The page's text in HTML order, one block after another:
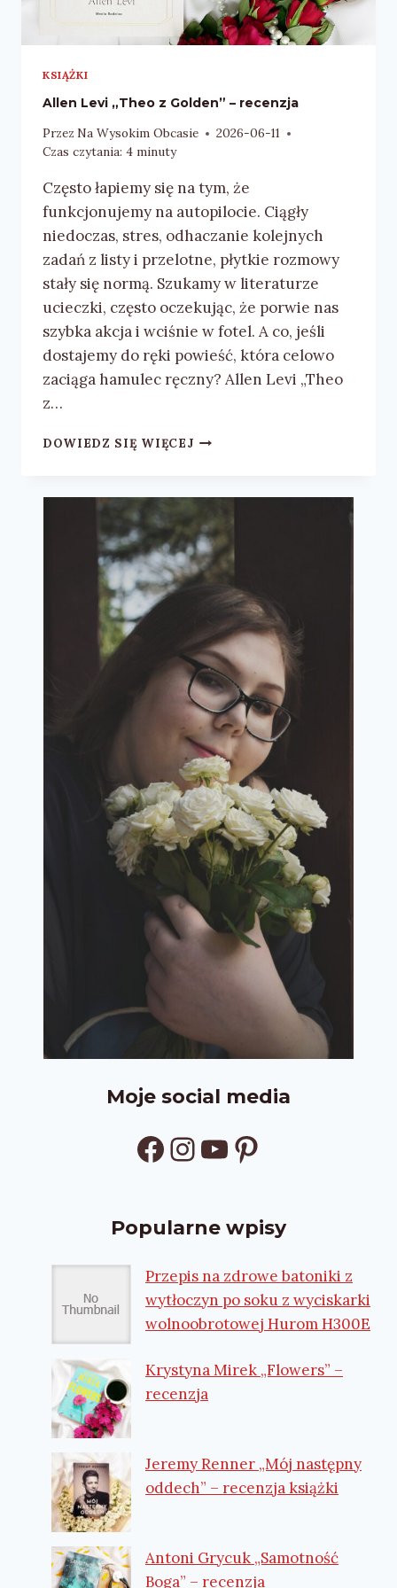
KSIĄŻKI
Allen Levi „Theo z Golden” – recenzja
Przez Na Wysokim Obcasie
2026-06-11
Czas czytania: 4 minuty
Często łapiemy się na tym, że
funkcjonujemy na autopilocie. Ciągły
niedoczas, stres, odhaczanie kolejnych
zadań z listy i przelotne, płytkie rozmowy
stały się normą. Szukamy w literaturze
ucieczki, często oczekując, że porwie nas
szybka akcja i wciśnie w fotel. A co, jeśli
dostajemy do ręki powieść, która celowo
zaciąga hamulec ręczny? Allen Levi „Theo
z…
DOWIEDZ SIĘ WIĘCEJALLEN
Z
GOLDEN”
–
RECENZJA
Moje social media
Facebook
Instagram
YouTube
Pinterest
Popularne wpisy
Przepis na zdrowe batoniki z
wytłoczyn po soku z wyciskarki
wolnoobrotowej Hurom H300E
Krystyna Mirek „Flowers” –
recenzja
Jeremy Renner „Mój następny
oddech” – recenzja książki
Antoni Grycuk „Samotność
Boga” – recenzja